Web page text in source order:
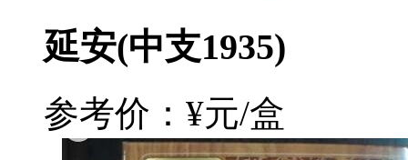
延安(中支1935)
参考价：¥元/盒